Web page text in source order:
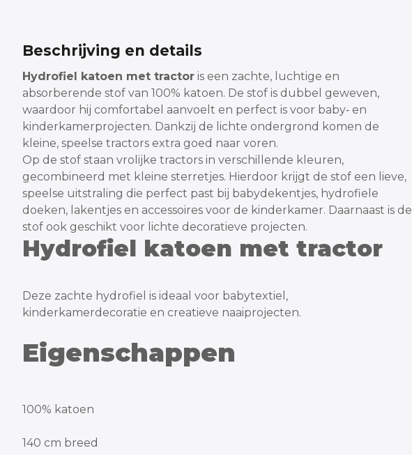
Beschrijving en details
Hydrofiel katoen met tractor is een zachte, luchtige en
absorberende stof van 100% katoen. De stof is dubbel geweven,
waardoor hij comfortabel aanvoelt en perfect is voor baby‑ en
kinderkamerprojecten. Dankzij de lichte ondergrond komen de
kleine, speelse tractors extra goed naar voren.
Op de stof staan vrolijke tractors in verschillende kleuren,
gecombineerd met kleine sterretjes. Hierdoor krijgt de stof een lieve,
speelse uitstraling die perfect past bij babydekentjes, hydrofiele
doeken, lakentjes en accessoires voor de kinderkamer. Daarnaast is de
stof ook geschikt voor lichte decoratieve projecten.
Hydrofiel katoen met tractor
Deze zachte hydrofiel is ideaal voor babytextiel,
kinderkamerdecoratie en creatieve naaiprojecten.
Eigenschappen
100% katoen
140 cm breed